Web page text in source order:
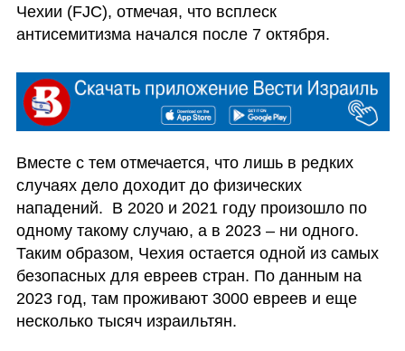
Чехии (FJC), отмечая, что всплеск
антисемитизма начался после 7 октября.
Вместе с тем отмечается, что лишь в редких
случаях дело доходит до физических
нападений.  В 2020 и 2021 году произошло по
одному такому случаю, а в 2023 – ни одного.
Таким образом, Чехия остается одной из самых
безопасных для евреев стран. По данным на
2023 год, там проживают 3000 евреев и еще
несколько тысяч израильтян.